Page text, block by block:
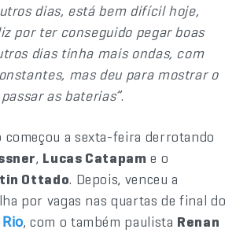
dias, está bem difícil hoje,
por ter conseguido pegar boas
dias tinha mais ondas, com
mas deu para mostrar o
as baterias”.
começou a sexta-feira derrotando
, Lucas Catapam e o
Ottado. Depois, venceu a
por vagas nas quartas de final do
, com o também paulista Renan